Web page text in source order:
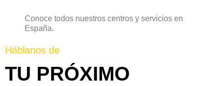
Conoce todos nuestros centros y servicios en
España.
Háblanos de
TU PRÓXIMO